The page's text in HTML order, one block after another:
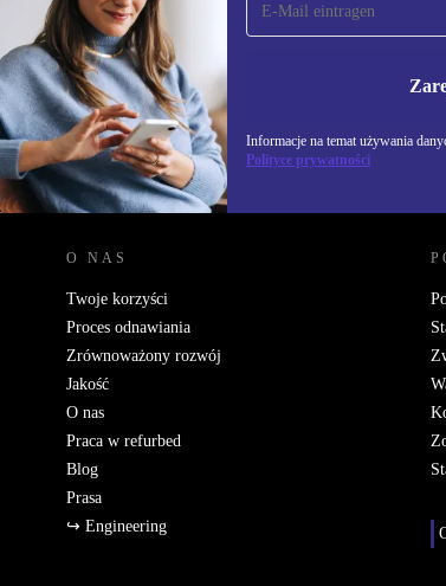
Informacje na temat używania
Polityce prywatności
newsletter!
Nie przegap żadnej oferty.
REFURBED POLSKA - RETHINK NEW.
O NAS
Twoje korzyści
Proces odnawiania
Zrównoważony rozwój
Jakość
O nas
Praca w refurbed
Blog
Prasa
↪ Engineering